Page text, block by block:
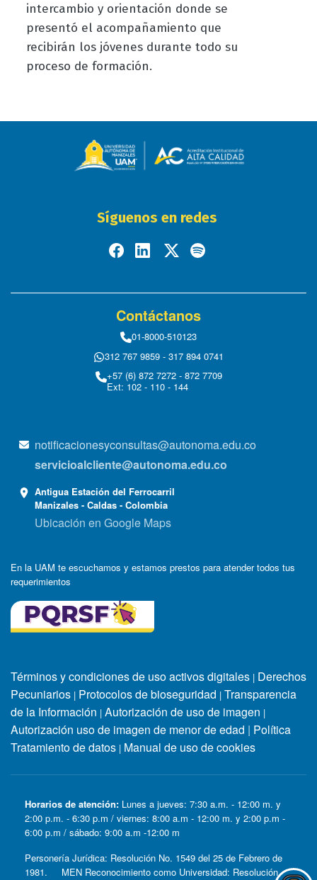
intercambio y orientación donde se
presentó el acompañamiento que
recibirán los jóvenes durante todo su
proceso de formación.
Síguenos en redes
Contáctanos
01-8000-510123
312 767 9859 - 317 894 0741
+57 (6) 872 7272 - 872 7709
Ext: 102 - 110 - 144
notificacionesyconsultas@autonoma.edu.co
servicioalcliente@autonoma.edu.co
Antigua Estación del Ferrocarril
Manizales - Caldas - Colombia
Ubicación en Google Maps
En la UAM te escuchamos y estamos prestos para atender todos tus
requerimientos
Términos y condiciones de uso activos digitales | Derechos
Pecuniarios | Protocolos de bioseguridad | Transparencia
de la Información | Autorización de uso de imagen |
Autorización uso de imagen de menor de edad | Política
Tratamiento de datos | Manual de uso de cookies
Horarios de atención: Lunes a jueves: 7:30 a.m. - 12:00 m. y
2:00 p.m. - 6:30 p.m / viernes: 8:00 a.m - 12:00 m. y 2:00 p.m -
6:00 p.m / sábado: 9:00 a.m -12:00 m
Personería Jurídica: Resolución No. 1549 del 25 de Febrero de
1981. MEN Reconocimiento como Universidad: Resolución